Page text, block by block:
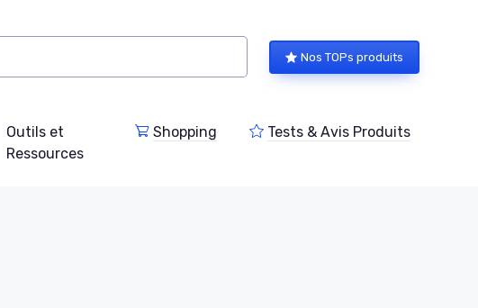
Nos TOPs produits
Outils et
Ressources
Shopping Tests & Avis Produits